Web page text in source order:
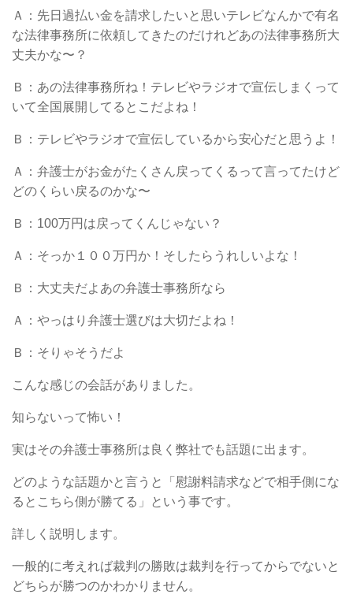
Ａ：先日過払い金を請求したいと思いテレビなんかで有名
な法律事務所に依頼してきたのだけれどあの法律事務所大
丈夫かな〜？
Ｂ：あの法律事務所ね！テレビやラジオで宣伝しまくって
いて全国展開してるとこだよね！
Ｂ：テレビやラジオで宣伝しているから安心だと思うよ！
Ａ：弁護士がお金がたくさん戻ってくるって言ってたけど
どのくらい戻るのかな〜
Ｂ： 100万円は戻ってくんじゃない？
Ａ：そっか１００万円か！そしたらうれしいよな！
Ｂ：大丈夫だよあの弁護士事務所なら
Ａ：やっはり弁護士選びは大切だよね！
Ｂ：そりゃそうだよ
こんな感じの会話がありました。
知らないって怖い！
実はその弁護士事務所は良く弊社でも話題に出ます。
どのような話題かと言うと「慰謝料請求などで相手側にな
るとこちら側が勝てる」という事です。
詳しく説明します。
一般的に考えれば裁判の勝敗は裁判を行ってからでないと
どちらが勝つのかわかりません。